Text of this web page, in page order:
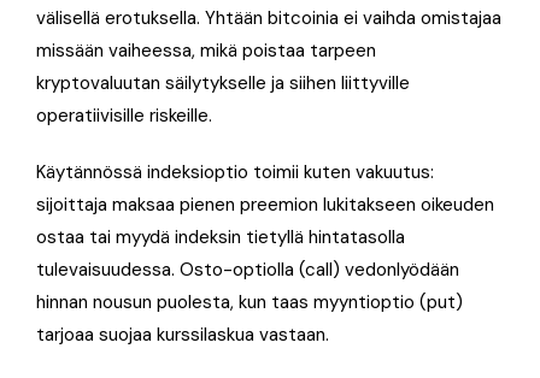
välisellä erotuksella. Yhtään bitcoinia ei vaihda omistajaa
missään vaiheessa, mikä poistaa tarpeen
kryptovaluutan säilytykselle ja siihen liittyville
operatiivisille riskeille.
Käytännössä indeksioptio toimii kuten vakuutus:
sijoittaja maksaa pienen preemion lukitakseen oikeuden
ostaa tai myydä indeksin tietyllä hintatasolla
tulevaisuudessa. Osto-optiolla (call) vedonlyödään
hinnan nousun puolesta, kun taas myyntioptio (put)
tarjoaa suojaa kurssilaskua vastaan.